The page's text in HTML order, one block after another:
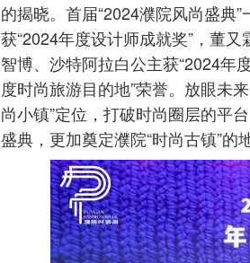
的揭晓。首届“2024濮院风尚盛典
获“2024年度设计师成就奖”，董又
智博、沙特阿拉白公主获“2024
度时尚旅游目的地”荣誉。放眼未
尚小镇”定位，打破时尚圈层的平
盛典，更加奠定濮院“时尚古镇”的